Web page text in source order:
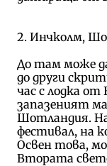
2. Инчколм,
До там може
до други
час с лодка от
запазеният
Шотландия.
фестивал, на
Освен това,
Втората